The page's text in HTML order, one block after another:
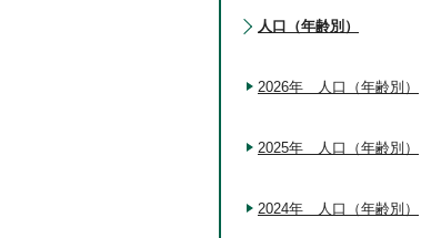
人口（年齢別）
2026年 人口（年齢別）
2025年 人口（年齢別）
2024年 人口（年齢別）